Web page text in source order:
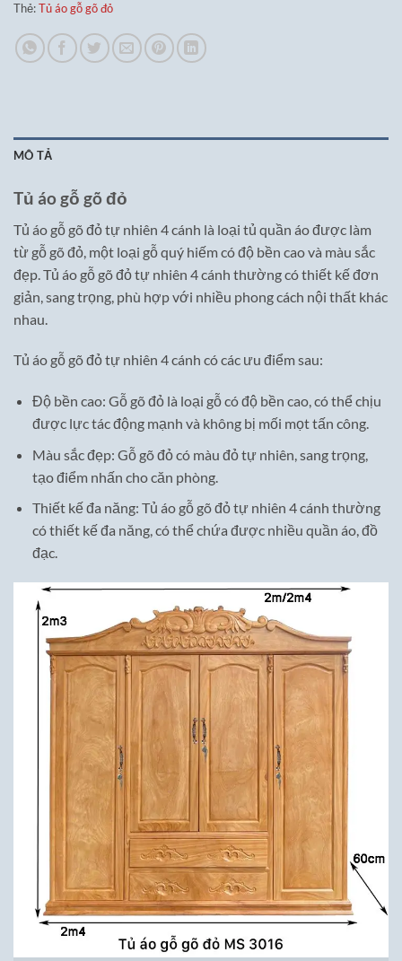
Thẻ:Tủ áo gỗ gõ đỏ
MÔ TẢ
Tủ áo gỗ gõ đỏ
Tủ áo gỗ gõ đỏ tự nhiên 4 cánh là loại tủ quần áo được làm
từ gỗ gõ đỏ, một loại gỗ quý hiếm có độ bền cao và màu sắc
đẹp. Tủ áo gỗ gõ đỏ tự nhiên 4 cánh thường có thiết kế đơn
giản, sang trọng, phù hợp với nhiều phong cách nội thất khác
nhau.
Tủ áo gỗ gõ đỏ tự nhiên 4 cánh có các ưu điểm sau:
Độ bền cao: Gỗ gõ đỏ là loại gỗ có độ bền cao, có thể chịu
được lực tác động mạnh và không bị mối mọt tấn công.
Màu sắc đẹp: Gỗ gõ đỏ có màu đỏ tự nhiên, sang trọng,
tạo điểm nhấn cho căn phòng.
Thiết kế đa năng: Tủ áo gỗ gõ đỏ tự nhiên 4 cánh thường
có thiết kế đa năng, có thể chứa được nhiều quần áo, đồ
đạc.